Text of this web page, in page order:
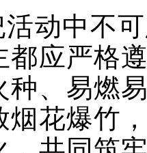
动中不
都应严格
种、易燃
烟花爆竹